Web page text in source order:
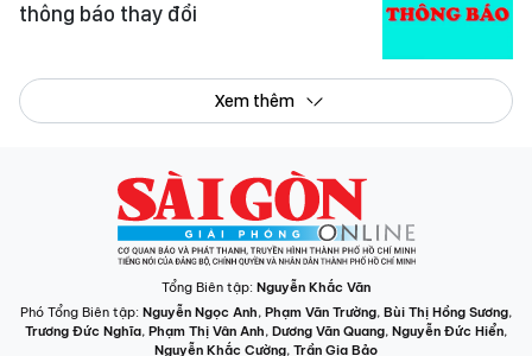
thông báo thay đổi
Xem thêm
Tổng Biên tập: Nguyễn Khắc Văn
Phó Tổng Biên tập: Nguyễn Ngọc Anh, Phạm Văn Trường, Bùi Thị Hồng Sương,
Trương Đức Nghĩa, Phạm Thị Vân Anh, Dương Văn Quang, Nguyễn Đức Hiển,
Nguyễn Khắc Cường, Trần Gia Bảo